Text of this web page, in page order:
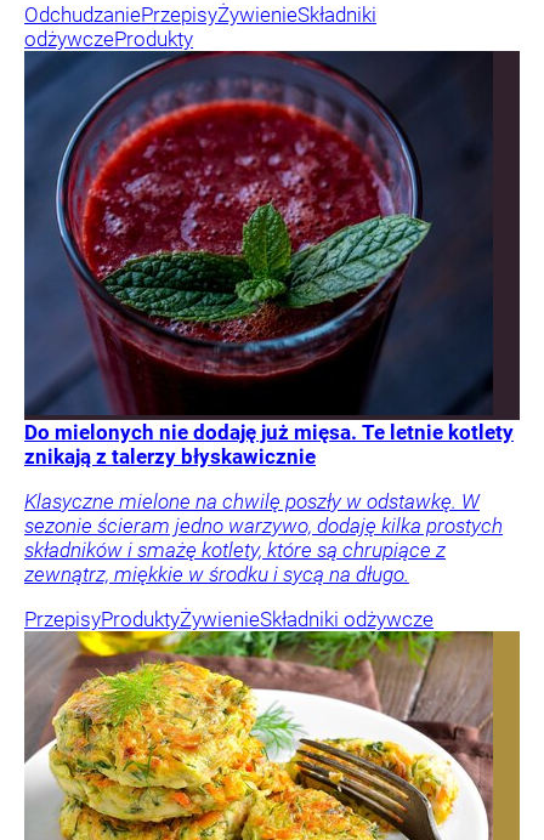
OdchudzaniePrzepisyŻywienieSkładniki
odżywczeProdukty
Do mielonych nie dodaję już mięsa. Te letnie kotlety
znikają z talerzy błyskawicznie
Klasyczne mielone na chwilę poszły w odstawkę. W
sezonie ścieram jedno warzywo, dodaję kilka prostych
składników i smażę kotlety, które są chrupiące z
zewnątrz, miękkie w środku i sycą na długo.
PrzepisyProduktyŻywienieSkładniki odżywcze